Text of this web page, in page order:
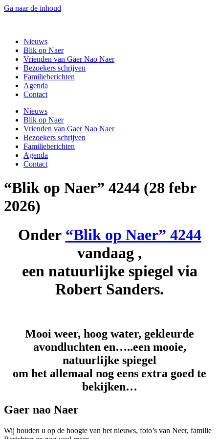
Ga naar de inhoud
Nieuws
Blik op Naer
Vrienden van Gaer Nao Naer
Bezoekers schrijven
Familieberichten
Agenda
Contact
Nieuws
Blik op Naer
Vrienden van Gaer Nao Naer
Bezoekers schrijven
Familieberichten
Agenda
Contact
“Blik op Naer” 4244 (28 febr
2026)
Onder “Blik op Naer” 4244
vandaag ,
een natuurlijke spiegel via
Robert Sanders.
Mooi weer, hoog water, gekleurde
avondluchten en…..een mooie,
natuurlijke spiegel
om het allemaal nog eens extra goed te
bekijken…
Gaer nao Naer
Wij houden u op de hoogte van het nieuws, foto’s van Neer, familie